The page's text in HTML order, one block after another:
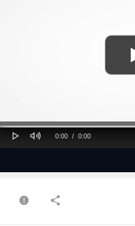
Play Mute
Current
0:00 /
Duration
0:00